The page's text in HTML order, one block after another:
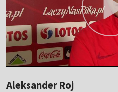
Aleksander Roj